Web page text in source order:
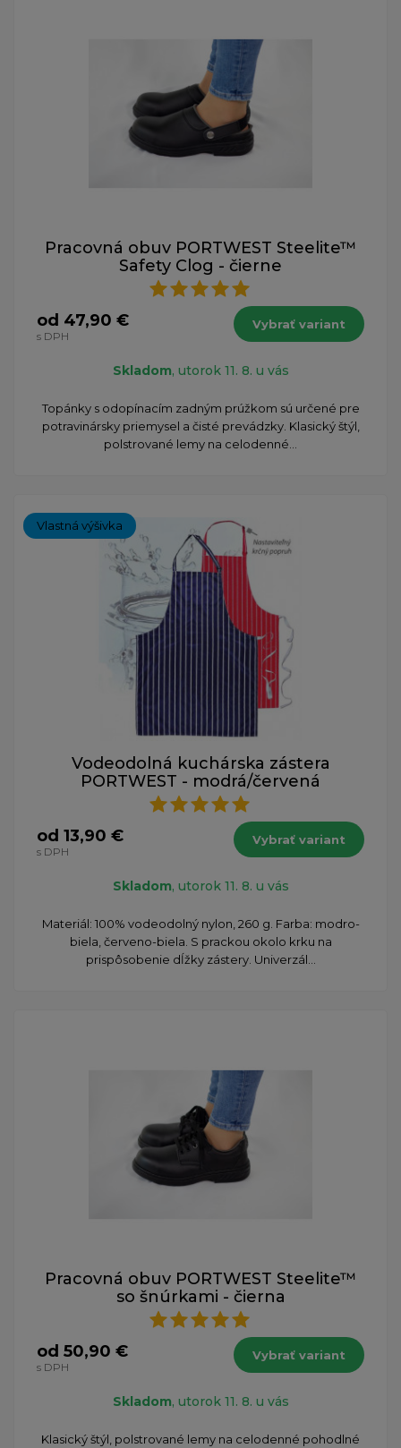
Pracovná obuv PORTWEST Steelite™
Safety Clog - čierne
od 47,90 €
s DPH
Vybrať variant
Skladom, utorok 11. 8. u vás
Topánky s odopínacím zadným prúžkom sú určené pre
potravinársky priemysel a čisté prevádzky. Klasický štýl,
polstrované lemy na celodenné...
Vlastná výšivka
Vodeodolná kuchárska zástera
PORTWEST - modrá/červená
od 13,90 €
s DPH
Vybrať variant
Skladom, utorok 11. 8. u vás
Materiál: 100% vodeodolný nylon, 260 g. Farba: modro-
biela, červeno-biela. S prackou okolo krku na
prispôsobenie dĺžky zástery. Univerzál...
Pracovná obuv PORTWEST Steelite™
so šnúrkami - čierna
od 50,90 €
s DPH
Vybrať variant
Skladom, utorok 11. 8. u vás
Klasický štýl, polstrované lemy na celodenné pohodlné